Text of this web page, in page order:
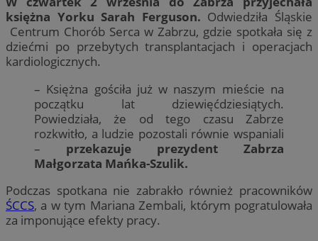
księżna Yorku Sarah Ferguson. Odwiedziła Śląskie
Centrum Chorób Serca w Zabrzu, gdzie spotkała się z
dziećmi po przebytych transplantacjach i operacjach
kardiologicznych.
– Księżna gościła już w naszym mieście na
początku lat dziewięćdziesiątych.
Powiedziała, że od tego czasu Zabrze
rozkwitło, a ludzie pozostali równie wspaniali
– przekazuje prezydent Zabrza
Małgorzata Mańka-Szulik.
Podczas spotkana nie zabrakło również pracowników
ŚCCS, a w tym Mariana Zembali, którym pogratulowała
za imponujące efekty pracy.